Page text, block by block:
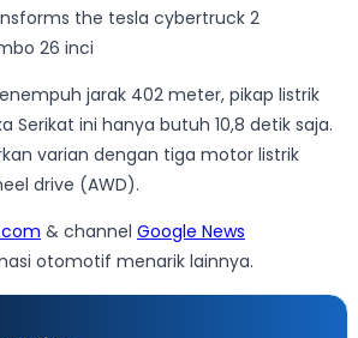
26 inci
jarak 402 meter, pikap listrik
Serikat ini hanya butuh 10,8 detik saja.
varian dengan tiga motor listrik
drive (AWD).
& channel Google News
otomotif menarik lainnya.